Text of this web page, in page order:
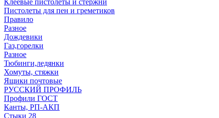
Клеевые пистолеты и стержни
Пистолеты для пен и греметиков
Правило
Разное
Дождевики
Газ,горелки
Разное
Тюбинги,ледянки
Хомуты, стяжки
Ящики почтовые
РУССКИЙ ПРОФИЛЬ
Профили ГОСТ
Канты, РП-АКП
Стыки 28